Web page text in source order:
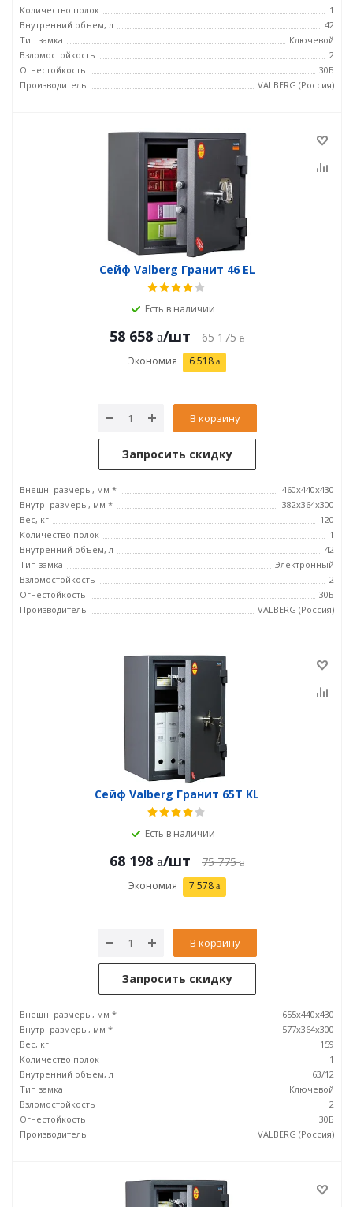
Количество полок
1
Внутренний объем, л
42
Тип замка
Ключевой
Взломостойкость
2
Огнестойкость
30Б
Производитель
VALBERG (Россия)
Сейф Valberg Гранит 46 EL
Есть в наличии
58 658 /шт 65 175
Экономия 6 518
В корзину
Запросить скидку
Внешн. размеры, мм *
460x440x430
Внутр. размеры, мм *
382x364x300
Вес, кг
120
Количество полок
1
Внутренний объем, л
42
Тип замка
Электронный
Взломостойкость
2
Огнестойкость
30Б
Производитель
VALBERG (Россия)
Сейф Valberg Гранит 65Т KL
Есть в наличии
68 198 /шт 75 775
Экономия 7 578
В корзину
Запросить скидку
Внешн. размеры, мм *
655x440x430
Внутр. размеры, мм *
577x364x300
Вес, кг
159
Количество полок
1
Внутренний объем, л
63/12
Тип замка
Ключевой
Взломостойкость
2
Огнестойкость
30Б
Производитель
VALBERG (Россия)